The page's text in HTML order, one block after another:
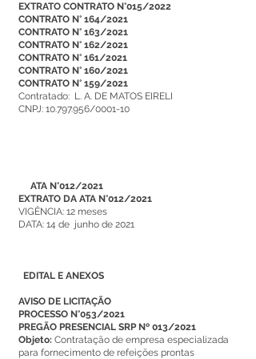
EXTRATO CONTRATO N°015/2022
CONTRATO N° 164/2021
CONTRATO N° 163/2021
CONTRATO N° 162/2021
CONTRATO N° 161/2021
CONTRATO N° 160/2021
CONTRATO N° 159/2021
Contratado: L. A. DE MATOS EIRELI
CNPJ: 10.797.956/0001-10
ATA N°012/2021
EXTRATO DA ATA N°012/2021
VIGÊNCIA: 12 meses
DATA: 14 de junho de 2021
EDITAL E ANEXOS
AVISO DE LICITAÇÃO
PROCESSO N°053/2021
PREGÃO PRESENCIAL SRP Nº 013/2021
Objeto: Contratação de empresa especializada
para fornecimento de refeições prontas